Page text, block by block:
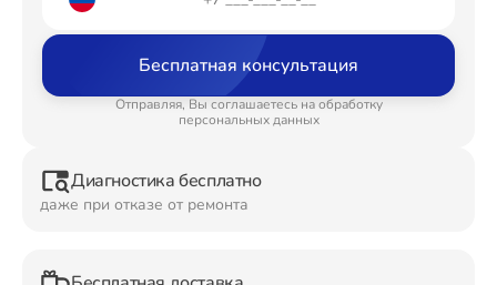
Бесплатная консультация
Отправляя, Вы соглашаетесь на обработку
персональных данных
Диагностика бесплатно
даже при отказе от ремонта
Ремонт Планшетов